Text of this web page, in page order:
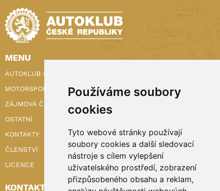
Používáme soubory
cookies
Tyto webové stránky používají
soubory cookies a další sledovací
nástroje s cílem vylepšení
uživatelského prostředí, zobrazení
přizpůsobeného obsahu a reklam,
MENU
AUTOKLUB ČR
MOTORSPORT
ZÁJMOVÁ ČINNOST
OSTATNÍ
KONTAKTY
ČLENSTVÍ
LICENCE
KONTAKTY